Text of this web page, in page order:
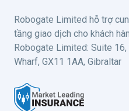
Robogate Limited hỗ trợ
tầng giao dịch cho khách
Robogate Limited: Suite
Wharf, GX11 1AA, Gibraltar